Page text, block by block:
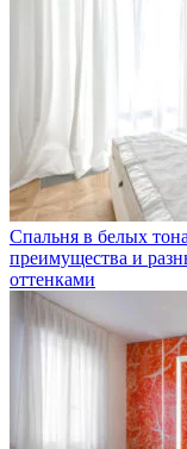
Спальня в белых
преимущества и
оттенками